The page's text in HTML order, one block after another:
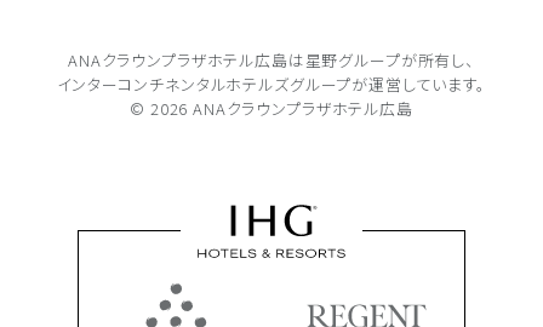
ANAクラウンプラザホテル広島は星野グループが所有し、
インターコンチネンタルホテルズグループが運営しています。
© 2026 ANAクラウンプラザホテル広島